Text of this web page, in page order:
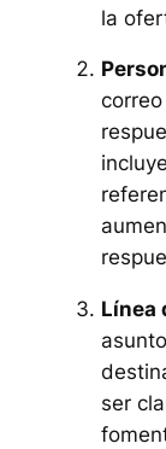
la
Línea
ser